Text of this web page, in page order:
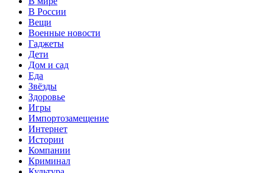
В России
Вещи
Военные новости
Гаджеты
Дети
Дом и сад
Еда
Звёзды
Здоровье
Игры
Импортозамещение
Интернет
Истории
Компании
Криминал